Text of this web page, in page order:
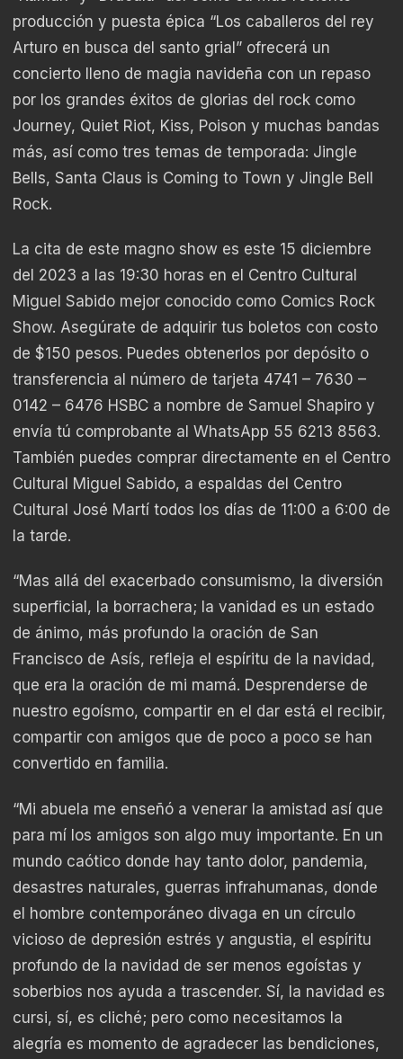
producción y puesta épica “Los caballeros del rey
Arturo en busca del santo grial” ofrecerá un
concierto lleno de magia navideña con un repaso
por los grandes éxitos de glorias del rock como
Journey, Quiet Riot, Kiss, Poison y muchas bandas
más, así como tres temas de temporada: Jingle
Bells, Santa Claus is Coming to Town y Jingle Bell
Rock.
La cita de este magno show es este 15 diciembre
del 2023 a las 19:30 horas en el Centro Cultural
Miguel Sabido mejor conocido como Comics Rock
Show. Asegúrate de adquirir tus boletos con costo
de $150 pesos. Puedes obtenerlos por depósito o
transferencia al número de tarjeta 4741 – 7630 –
0142 – 6476 HSBC a nombre de Samuel Shapiro y
envía tú comprobante al WhatsApp 55 6213 8563.
También puedes comprar directamente en el Centro
Cultural Miguel Sabido, a espaldas del Centro
Cultural José Martí todos los días de 11:00 a 6:00 de
la tarde.
“Mas allá del exacerbado consumismo, la diversión
superficial, la borrachera; la vanidad es un estado
de ánimo, más profundo la oración de San
Francisco de Asís, refleja el espíritu de la navidad,
que era la oración de mi mamá. Desprenderse de
nuestro egoísmo, compartir en el dar está el recibir,
compartir con amigos que de poco a poco se han
convertido en familia.
“Mi abuela me enseñó a venerar la amistad así que
para mí los amigos son algo muy importante. En un
mundo caótico donde hay tanto dolor, pandemia,
desastres naturales, guerras infrahumanas, donde
el hombre contemporáneo divaga en un círculo
vicioso de depresión estrés y angustia, el espíritu
profundo de la navidad de ser menos egoístas y
soberbios nos ayuda a trascender. Sí, la navidad es
cursi, sí, es cliché; pero como necesitamos la
alegría es momento de agradecer las bendiciones,